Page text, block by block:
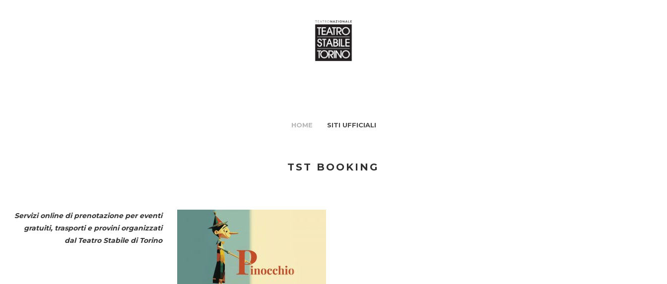
HOME SITI UFFICIALI
TST BOOKING
Servizi online di prenotazione per eventi
gratuiti, trasporti e provini organizzati
dal Teatro Stabile di Torino